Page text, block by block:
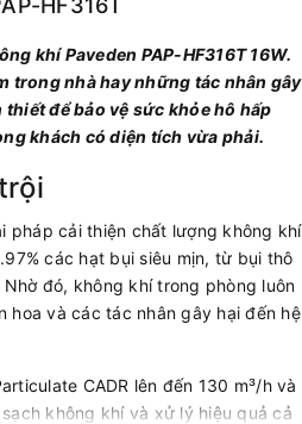
HF316T
khí Paveden PAP-HF316T 16W.
trong nhà hay những tác nhân gây
để bảo vệ sức khỏe hô hấp
khách có diện tích vừa phải.
pháp cải thiện chất lượng không khí
các hạt bụi siêu mịn, từ bụi thô
đó, không khí trong phòng luôn
hoa và các tác nhân gây hại đến hệ
CADR lên đến 130 m³/h và
không khí và xử lý hiệu quả cả